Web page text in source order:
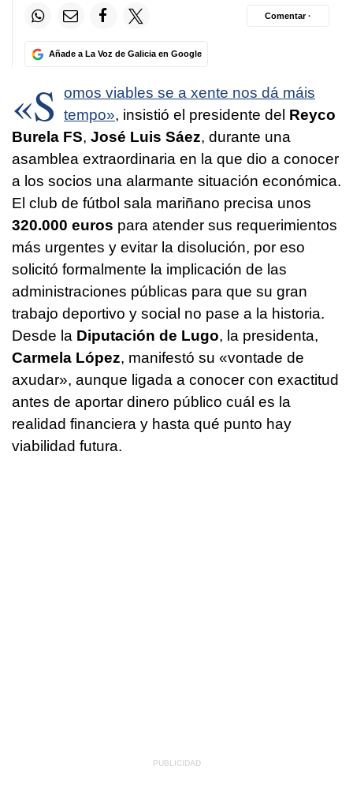
Añade a La Voz de Galicia en Google
Comentar ·
«S
omos viables se a xente nos dá máis
tempo», insistió el presidente del Reyco
Burela FS, José Luis Sáez, durante una
asamblea extraordinaria en la que dio a conocer
a los socios una alarmante situación económica.
El club de fútbol sala mariñano precisa unos
320.000 euros para atender sus requerimientos
más urgentes y evitar la disolución, por eso
solicitó formalmente la implicación de las
administraciones públicas para que su gran
trabajo deportivo y social no pase a la historia.
Desde la Diputación de Lugo, la presidenta,
Carmela López, manifestó su «vontade de
axudar», aunque ligada a conocer con exactitud
antes de aportar dinero público cuál es la
realidad financiera y hasta qué punto hay
viabilidad futura.